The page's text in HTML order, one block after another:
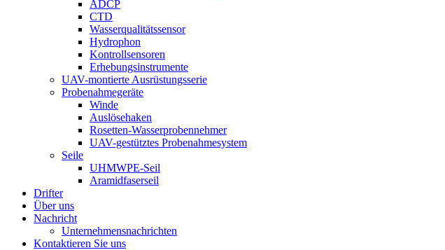
ADCP
CTD
Wasserqualitätssensor
Hydrophon
Kontrollsensoren
Erhebungsinstrumente
UAV-montierte Ausrüstungsserie
Probenahmegeräte
Winde
Auslösehaken
Rosetten-Wasserprobennehmer
UAV-gestütztes Probenahmesystem
Seile
UHMWPE-Seil
Aramidfaserseil
Drifter
Über uns
Nachricht
Unternehmensnachrichten
Kontaktieren Sie uns